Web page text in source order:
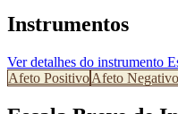
Instrumentos
Ver detalhes do instrumento
Afeto PositivoAfeto Negativo